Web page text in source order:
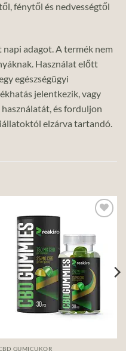
fénytől és nedvességtől
adagot. A termék nem
Használat előtt
egészségügyi
jelentkezik, vagy
használatát, és forduljon
elzárva tartandó.
wishlist
GUMICUKOR